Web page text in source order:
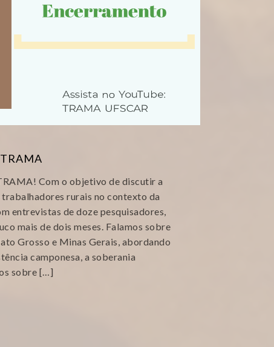
Com o objetivo de discutir a
rurais no contexto da
entrevistas de doze pesquisadores,
mais de dois meses. Falamos sobre
Grosso e Minas Gerais, abordando
camponesa, a soberania
sobre […]